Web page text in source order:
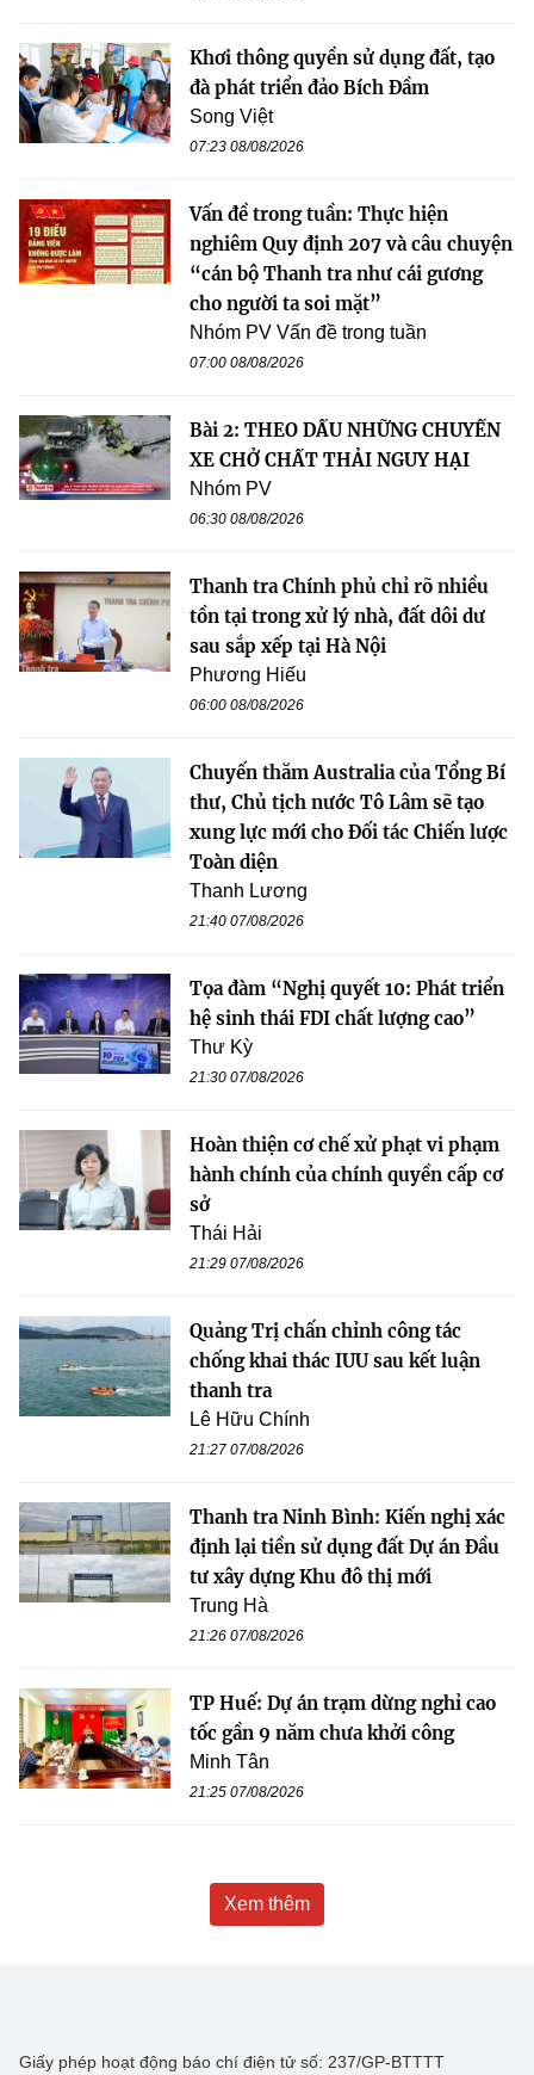
Khơi thông quyền sử dụng đất, tạo
đà phát triển đảo Bích Đầm
Song Việt
07:23 08/08/2026
Vấn đề trong tuần: Thực hiện
nghiêm Quy định 207 và câu chuyện
“cán bộ Thanh tra như cái gương
cho người ta soi mặt”
Nhóm PV Vấn đề trong tuần
07:00 08/08/2026
Bài 2: THEO DẤU NHỮNG CHUYẾN
XE CHỞ CHẤT THẢI NGUY HẠI
Nhóm PV
06:30 08/08/2026
Thanh tra Chính phủ chỉ rõ nhiều
tồn tại trong xử lý nhà, đất dôi dư
sau sắp xếp tại Hà Nội
Phương Hiếu
06:00 08/08/2026
Chuyến thăm Australia của Tổng Bí
thư, Chủ tịch nước Tô Lâm sẽ tạo
xung lực mới cho Đối tác Chiến lược
Toàn diện
Thanh Lương
21:40 07/08/2026
Tọa đàm “Nghị quyết 10: Phát triển
hệ sinh thái FDI chất lượng cao”
Thư Kỳ
21:30 07/08/2026
Hoàn thiện cơ chế xử phạt vi phạm
hành chính của chính quyền cấp cơ
sở
Thái Hải
21:29 07/08/2026
Quảng Trị chấn chỉnh công tác
chống khai thác IUU sau kết luận
thanh tra
Lê Hữu Chính
21:27 07/08/2026
Thanh tra Ninh Bình: Kiến nghị xác
định lại tiền sử dụng đất Dự án Đầu
tư xây dựng Khu đô thị mới
Trung Hà
21:26 07/08/2026
TP Huế: Dự án trạm dừng nghỉ cao
tốc gần 9 năm chưa khởi công
Minh Tân
21:25 07/08/2026
Xem thêm
Giấy phép hoạt động báo chí điện tử số: 237/GP-BTTTT